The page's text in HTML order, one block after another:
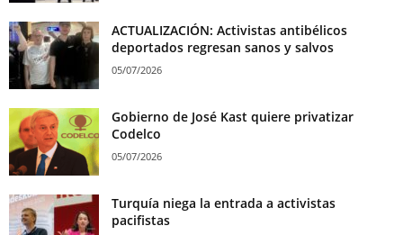
ACTUALIZACIÓN: Activistas antibélicos
deportados regresan sanos y salvos
05/07/2026
Gobierno de José Kast quiere privatizar
Codelco
05/07/2026
Turquía niega la entrada a activistas
pacifistas